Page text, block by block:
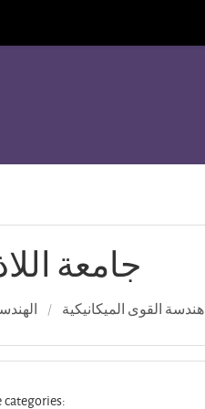
جامعة
هندسة القوى الميكانيكية
categories: